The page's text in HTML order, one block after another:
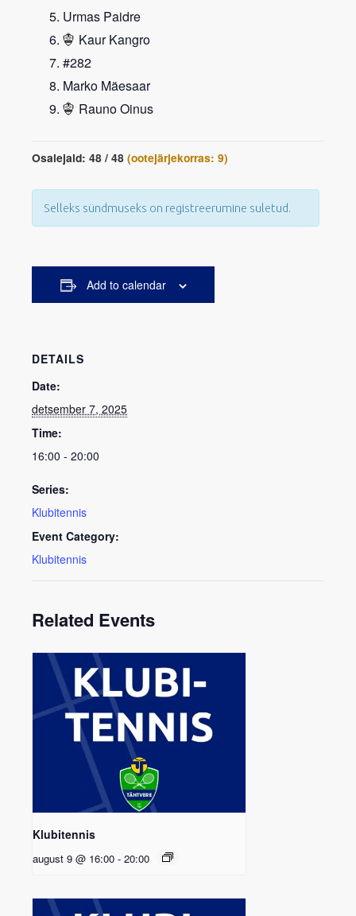
Urmas Paidre
Kaur Kangro
#282
Marko Mäesaar
Rauno Oinus
Osalejaid: 48 / 48 (ootejärjekorras: 9)
Selleks sündmuseks on registreerumine suletud.
Add to calendar
DETAILS
Date:
detsember 7, 2025
Time:
16:00 - 20:00
Series:
Klubitennis
Event Category:
Klubitennis
Related Events
Klubitennis
august 9 @ 16:00 - 20:00